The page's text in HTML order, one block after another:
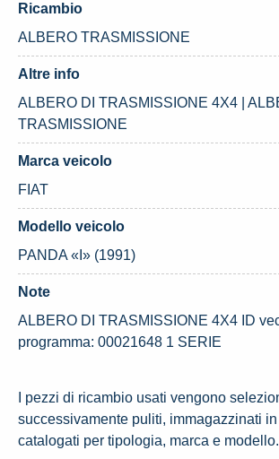
Ricambio
ALBERO TRASMISSIONE
Altre info
ALBERO DI TRASMISSIONE 4X4 |
TRASMISSIONE
Marca veicolo
FIAT
Modello veicolo
PANDA «I» (1991)
Note
ALBERO DI TRASMISSIONE 4X4 ID
programma: 00021648 1 SERIE
I pezzi di ricambio usati vengono
successivamente puliti, immagazzinati
catalogati per tipologia, marca e modello.